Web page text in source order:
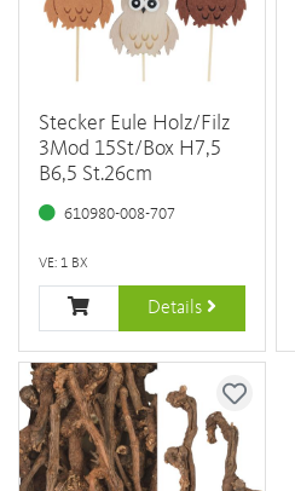
Stecker Eule Holz/Filz
3Mod 15St/Box H7,5
B6,5 St.26cm
610980-008-707
VE: 1 BX
Details